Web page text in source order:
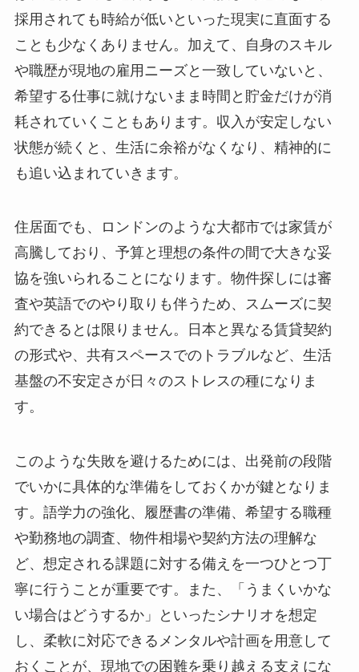
採用されても時給が低いといった現実に直面する
ことも少なくありません。加えて、自身のスキル
や職歴が現地の雇用ニーズと一致していないと、
希望する仕事に就けないまま時間と貯金だけが消
耗されていくこともあります。収入が安定しない
状態が続くと、生活に余裕がなくなり、精神的に
も追い込まれていきます。
住居面でも、ロンドンのような大都市では家賃が
高騰しており、予算と理想の条件の間で大きな妥
協を強いられることになります。物件探しには審
査や英語でのやり取りも伴うため、スムーズに契
約できるとは限りません。日本と異なる賃貸契約
の形式や、共有スペースでのトラブルなど、生活
基盤の不安定さが日々のストレスの種になりま
す。
このような失敗を避けるためには、出発前の段階
でいかに具体的な準備をしておくかが鍵となりま
す。語学力の強化、履歴書の準備、希望する職種
や勤務地の調査、物件相場や契約方法の理解な
ど、想定される課題に対する備えを一つひとつ丁
寧に行うことが重要です。また、「うまくいかな
い場合はどうするか」といったシナリオを想定
し、柔軟に対応できるメンタルや計画を用意して
おくことが、現地での困難を乗り越える支えにな